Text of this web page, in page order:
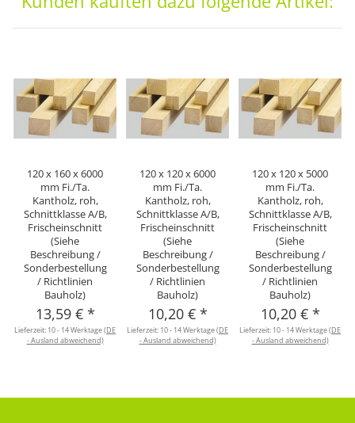
120 x 160 x 6000
mm Fi./Ta.
Kantholz, roh,
Schnittklasse A/B,
Frischeinschnitt
(Siehe
Beschreibung /
Sonderbestellung
/ Richtlinien
Bauholz)
13,59 € *
Lieferzeit: 10 - 14 Werktage(DE
- Ausland abweichend)
120 x 120 x 6000
mm Fi./Ta.
Kantholz, roh,
Schnittklasse A/B,
Frischeinschnitt
(Siehe
Beschreibung /
Sonderbestellung
/ Richtlinien
Bauholz)
10,20 € *
Lieferzeit: 10 - 14 Werktage(DE
- Ausland abweichend)
120 x 120 x 5000
mm Fi./Ta.
Kantholz, roh,
Schnittklasse A/B,
Frischeinschnitt
(Siehe
Beschreibung /
Sonderbestellung
/ Richtlinien
Bauholz)
10,20 € *
Lieferzeit: 10 - 14 Werktage(DE
- Ausland abweichend)